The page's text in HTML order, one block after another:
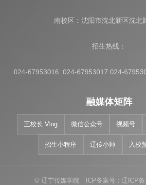
南校区：沈阳市沈北新区沈北
招生热线：
024-67953016 024-67953017 024-
融媒体矩阵
王校长 Vlog 微信公众号 视频号
招生小程序 辽传小帅 入校
© 辽宁传媒学院 ICP备案号：辽ICP备